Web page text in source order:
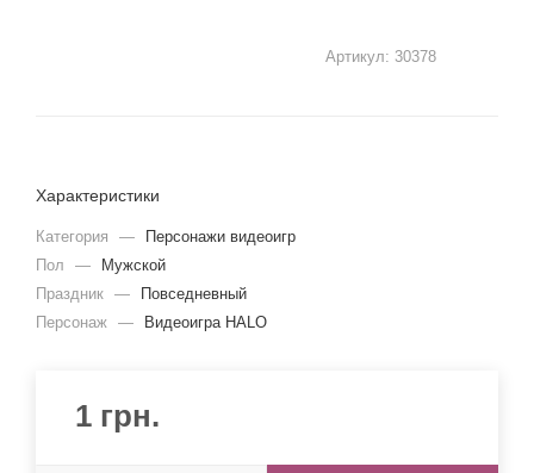
Артикул: 30378
Характеристики
Категория —
Персонажи видеоигр
Пол
—
Мужской
Праздник —
Повседневный
Персонаж — Видеоигра HALO
1 грн.